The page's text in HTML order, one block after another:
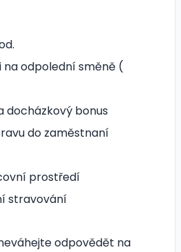
odpolední směně (
docházkový bonus
do zaměstnaní
prostředí
stravování
odpovědět na